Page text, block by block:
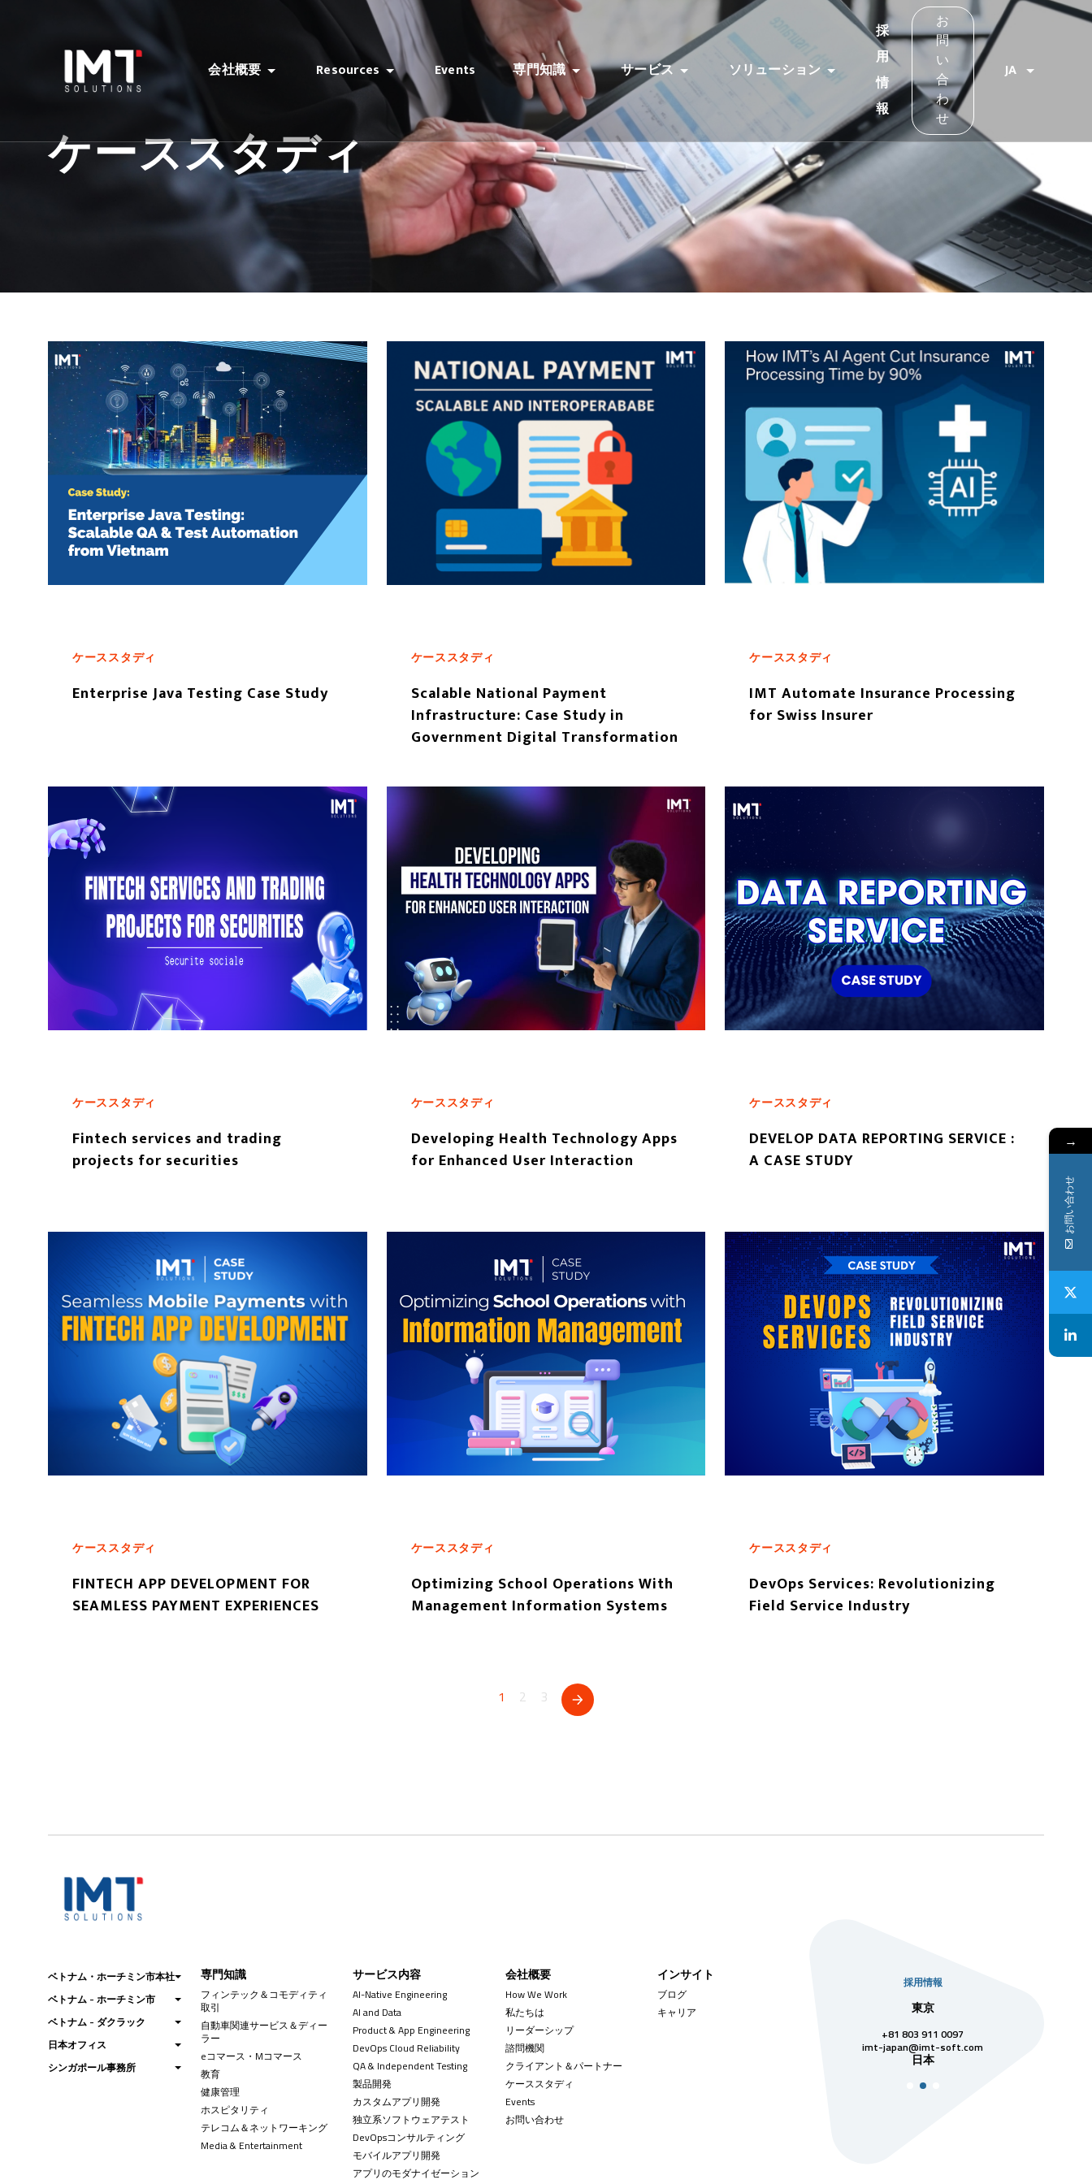
会社概要 Resources Events 専門知識 サービス ソリューション
採
用
情
報
お
問
い
合
わ
せ
JA
ケーススタディ
ケーススタディ
Enterprise Java Testing Case Study
もっと読む
ケーススタディ
Scalable National Payment
Infrastructure: Case Study in
Government Digital Transformation
もっと読む
ケーススタディ
IMT Automate Insurance Processing
for Swiss Insurer
もっと読む
ケーススタディ
Fintech services and trading
projects for securities
もっと読む
ケーススタディ
Developing Health Technology Apps
for Enhanced User Interaction
ケーススタディ
DEVELOP DATA REPORTING SERVICE :
A CASE STUDY
もっと読む
ケーススタディ
FINTECH APP DEVELOPMENT FOR
SEAMLESS PAYMENT EXPERIENCES
ケーススタディ
Optimizing School Operations With
Management Information Systems
ケーススタディ
DevOps Services: Revolutionizing
Field Service Industry
1 2 3
ベトナム・ホーチミン市本社
ベトナム - ホーチミン市
ベトナム - ダクラック
日本オフィス
シンガポール事務所
専門知識
フィンテック＆コモディティ
取引
自動車関連サービス＆ディー
ラー
eコマース・Mコマース
教育
健康管理
ホスピタリティ
テレコム＆ネットワーキング
Media & Entertainment
サービス内容
AI-Native Engineering
AI and Data
Product & App Engineering
DevOps Cloud Reliability
QA & Independent Testing
製品開発
カスタムアプリ開発
独立系ソフトウェアテスト
DevOpsコンサルティング
モバイルアプリ開発
アプリのモダナイゼーション
会社概要
How We Work
私たちは
リーダーシップ
諮問機関
クライアント＆パートナー
ケーススタディ
Events
お問い合わせ
インサイト
ブログ
キャリア
採用情報
東京
+81 803 911 0097
imt-japan@imt-soft.com
日本
→
お問い合わせ